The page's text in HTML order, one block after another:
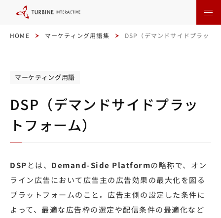
HOME マーケティング用語集 DSP（デマンドサイドプラット
マーケティング用語
DSP（デマンドサイドプラッ
トフォーム）
DSP とは、 Demand-Side Platformの略称で、オン
ライン広告において広告主の広告効果の最大化を図る
プラットフォームのこと。広告主側の設定した条件に
よって、最適な広告枠の選定や配信条件の最適化など